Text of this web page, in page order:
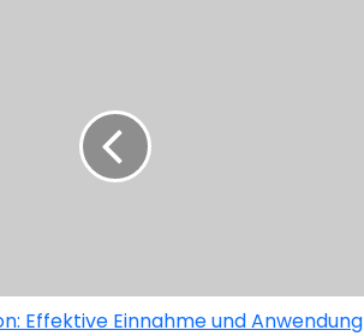
Effektive Einnahme und Anwendung